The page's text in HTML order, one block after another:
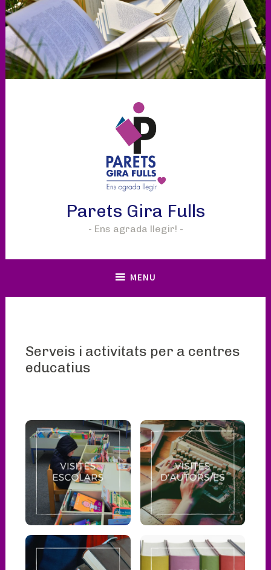
Skip
to
content
Parets Gira Fulls
Ens agrada llegir!
MENU
Serveis i activitats per a centres
educatius